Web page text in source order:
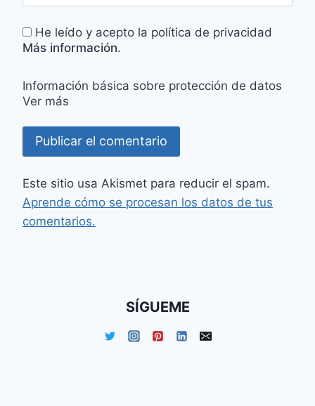
He leído y acepto la política de privacidad
Más información.
Información básica sobre protección de datos
Ver más
Este sitio usa Akismet para reducir el spam.
Aprende cómo se procesan los datos de tus
comentarios.
SÍGUEME